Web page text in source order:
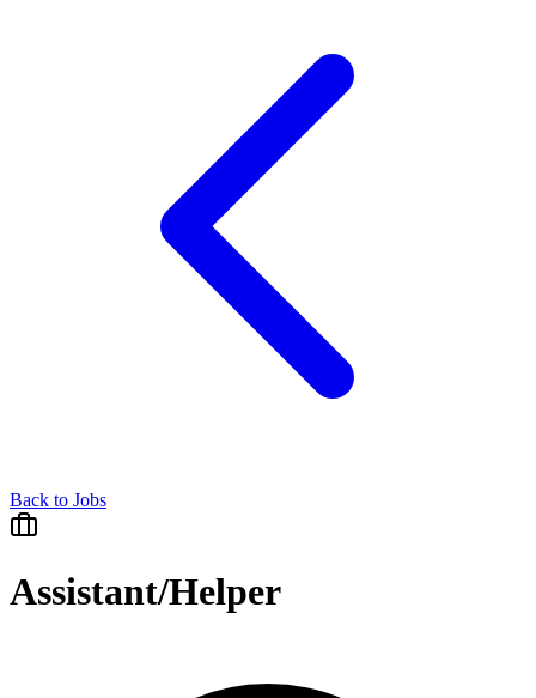
Back to Jobs
Assistant/Helper